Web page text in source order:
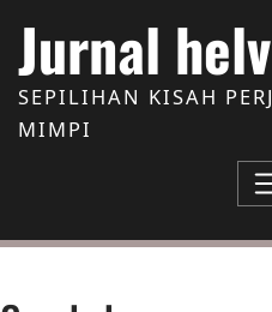
Jurnal
SEPILIHAN KISAH
MIMPI